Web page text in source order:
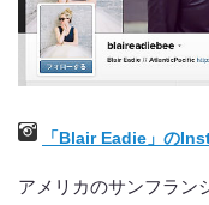
「Blair Eadie」の
アメリカのサンフラン